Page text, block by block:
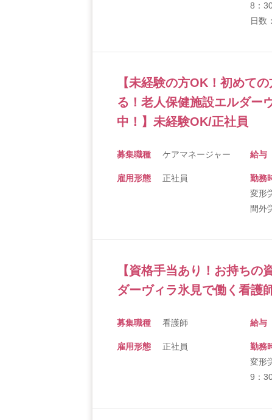
8：
日数
【未経験の方OK！初めて
る！老人保健施設エルダー
中！】未経験OK/正社員
募集職種 ケアマネージャー 給与
雇用形態 正社員
勤務
変形
間外
【資格手当あり！お持ち
ダーヴィラ氷見で働く看護
募集職種 看護師 給与
雇用形態 正社員
勤務
変形
9：